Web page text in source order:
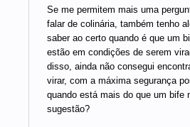
Se me permitem mais uma
falar de colinária, também tenho
saber ao certo quando é que um
estão em condições de serem
disso, ainda não consegui
virar, com a máxima segurança
quando está mais do que um bife
sugestão?